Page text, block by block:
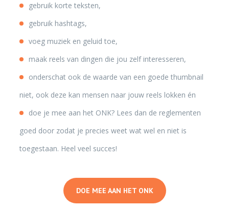
gebruik korte teksten,
gebruik hashtags,
voeg muziek en geluid toe,
maak reels van dingen die jou zelf interesseren,
onderschat ook de waarde van een goede thumbnail
niet, ook deze kan mensen naar jouw reels lokken én
doe je mee aan het ONK? Lees dan de reglementen
goed door zodat je precies weet wat wel en niet is
toegestaan. Heel veel succes!
DOE MEE AAN HET ONK